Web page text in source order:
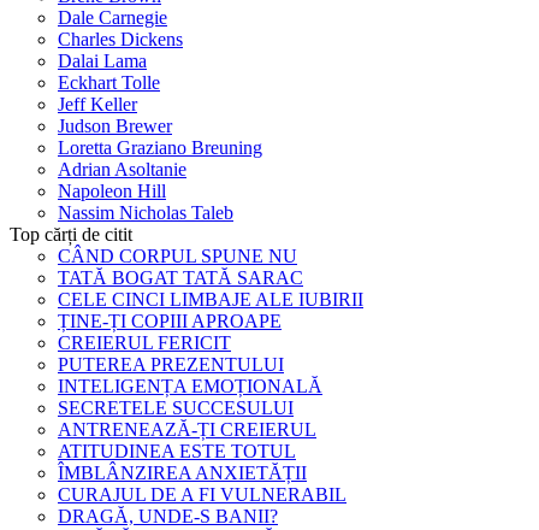
Dale Carnegie
Charles Dickens
Dalai Lama
Eckhart Tolle
Jeff Keller
Judson Brewer
Loretta Graziano Breuning
Adrian Asoltanie
Napoleon Hill
Nassim Nicholas Taleb
Top cărți de citit
CÂND CORPUL SPUNE NU
TATĂ BOGAT TATĂ SARAC
CELE CINCI LIMBAJE ALE IUBIRII
ȚINE-ȚI COPIII APROAPE
CREIERUL FERICIT
PUTEREA PREZENTULUI
INTELIGENȚA EMOȚIONALĂ
SECRETELE SUCCESULUI
ANTRENEAZĂ-ȚI CREIERUL
ATITUDINEA ESTE TOTUL
ÎMBLÂNZIREA ANXIETĂȚII
CURAJUL DE A FI VULNERABIL
DRAGĂ, UNDE-S BANII?